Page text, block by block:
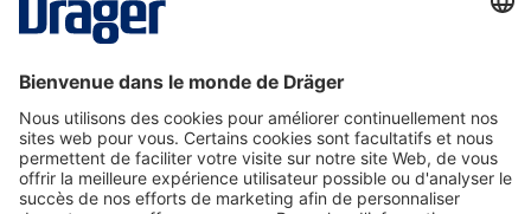
La technologie
Nous contacter
A propos de Dräger